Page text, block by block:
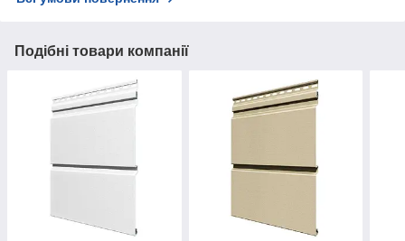
Подібні товари компанії